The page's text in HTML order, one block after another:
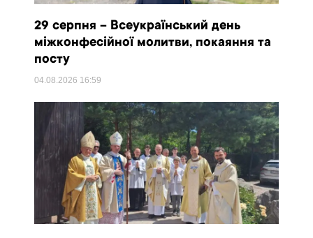
29 серпня – Всеукраїнський день
міжконфесійної молитви, покаяння та
посту
04.08.2026 16:59